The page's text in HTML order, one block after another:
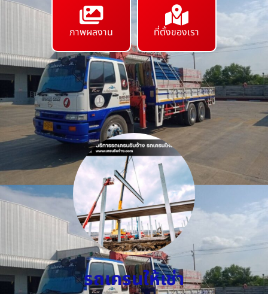
ภาพผลงาน ที่ตั้งของเรา
รถเครนให้เช่า